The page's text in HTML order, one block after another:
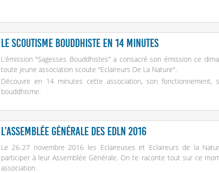
Le scoutisme bouddhiste en 14 minutes
L’émission "Sagesses Bouddhistes" a consacré son émission ce
toute jeune association scoute "Eclaireurs De La Nature".
Découvre en 14 minutes cette association, son fonctionnement,
bouddhisme.
L’Assemblée Générale des EDLN 2016
Le 26-27 novembre 2016 les Eclaireuses et Eclaireurs de la
participer à leur Assemblée Générale. On te raconte tout sur ce
association.